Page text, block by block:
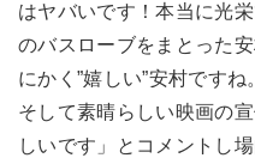
はヤバいです！本当に光
のバスローブをまとった
にかく”嬉しい”安村です
そして素晴らしい映画の
しいです」とコメントし